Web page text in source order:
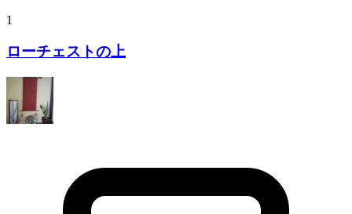
1
ローチェストの上